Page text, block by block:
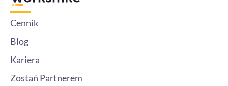
Cennik
Blog
Kariera
Zostań Partnerem